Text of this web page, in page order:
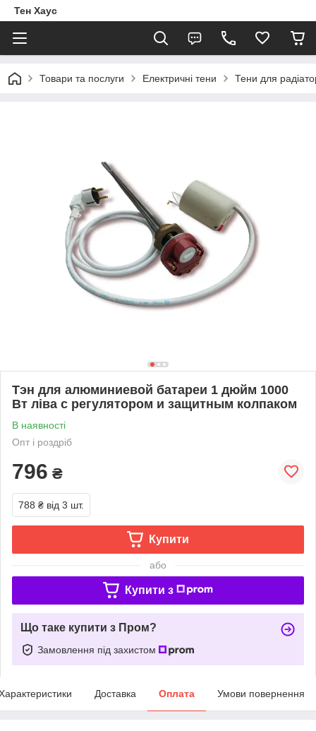
Тен Хаус
Товари та послуги Електричні тени Тени для
Тэн для алюминиевой батареи 1 дюйм 1000
Вт ліва с регулятором и защитным колпаком
В наявності
Опт і роздріб
796 ₴
788 ₴ від 3 шт.
Купити
або
Купити з
Що таке купити з Пром?
Замовлення під захистом
Доставка Оплата Умови повернення